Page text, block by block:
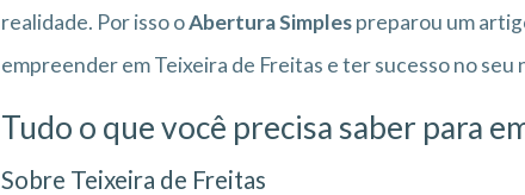
realidade. Por isso oAbertura Simplespreparou um
empreender em Teixeira de Freitas e ter sucesso no seu
Tudo o que você precisa saber para
Sobre Teixeira de Freitas